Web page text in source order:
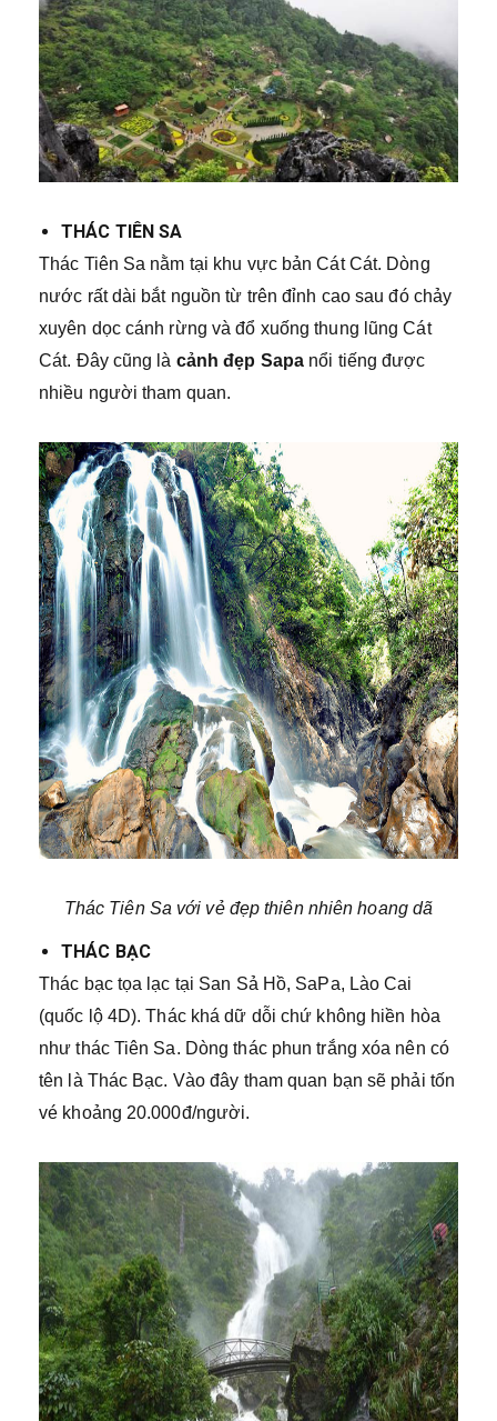
THÁC TIÊN SA
Thác Tiên Sa nằm tại khu vực bản Cát Cát. Dòng
nước rất dài bắt nguồn từ trên đỉnh cao sau đó chảy
xuyên dọc cánh rừng và đổ xuống thung lũng Cát
Cát. Đây cũng là cảnh đẹp Sapa nổi tiếng được
nhiều người tham quan.
Thác Tiên Sa với vẻ đẹp thiên nhiên hoang dã
THÁC BẠC
Thác bạc tọa lạc tại San Sả Hồ, SaPa, Lào Cai
(quốc lộ 4D). Thác khá dữ dỗi chứ không hiền hòa
như thác Tiên Sa. Dòng thác phun trắng xóa nên có
tên là Thác Bạc. Vào đây tham quan bạn sẽ phải tốn
vé khoảng 20.000đ/người.